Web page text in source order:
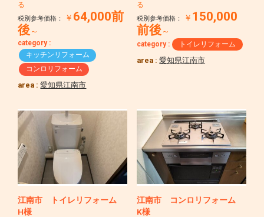
る
税別参考価格： ￥ 64,000前
後～
category :
キッチンリフォーム
コンロリフォーム
area :愛知県江南市
る
税別参考価格： ￥ 150,000
前後～
category : トイレリフォーム
area :愛知県江南市
江南市 トイレリフォーム
H様
江南市 コンロリフォーム
K様